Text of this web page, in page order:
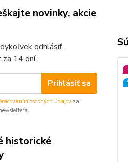
novinky, akcie
odhlásiť.
za 14 dní.
Prihlásiť sa
osobných údajov za
historické